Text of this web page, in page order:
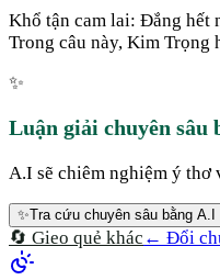
Khổ tận cam lai: Đắng hết
Trong câu này, Kim Trọng
✨
Luận giải chuyên sâu
A.I sẽ chiêm nghiệm ý thơ
✨Tra cứu chuyên sâu bằng A.I
🔄 Gieo quẻ khác ← Đổi